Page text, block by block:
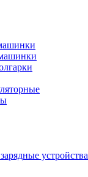
устройства